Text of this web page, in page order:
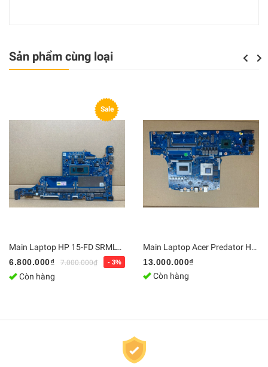
Sản phẩm cùng loại Previous
Sale
Main Laptop HP 15-FD SRMLY / i7-1355U, DA0PDIMB8G0 | Bo mạch chủ Zin, Chính Hãng
6.800.000₫
7.000.000₫ - 3%
Còn hàng
Main Laptop Acer Predator Helios Neo 16 PHN16-71 CPU i5/i7/i9 / DAZGRMB2AC0 | DDR5 Bo mạch chủ Zin [Chính Hãng]
13.000.000₫
Còn hàng
Next